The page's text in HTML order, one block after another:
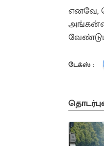
எனவே,
டேக்ஸ் :